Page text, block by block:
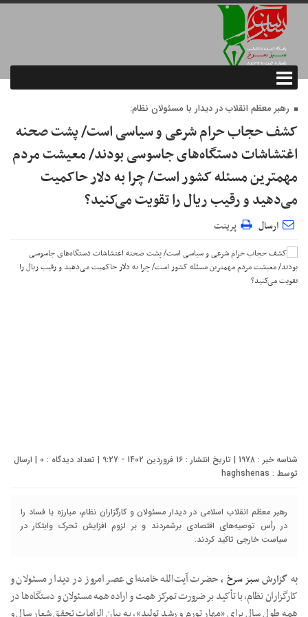
رهبر معظم انقلاب در دیدار با مسئولان نظام:
کشف حجاب حرام شرعی و سیاسی است/ پشت صحنه
اغتشاشات دستگاه‌های جاسوسی بودند/ معیشت مردم
مهمترین مسئله‌ کشور است/ چرا به دلار حاکمیت
می‌دهید و رقیب ریال را تقویت می‌کنید؟
ارسال پرینت
شناسه خبر : 1978 | تاریخ انتشار : 16 فروردین 1402 - 9:27 | تعداد دیدگاه : 0 | ارسال
توسط : haghshenas
رهبر معظم انقلاب اسلامی در دیدار مسئولان و کارگزاران نظام، مبارزه با فساد را
در رأس توصیه‌های اقتصادی برشمردند و بر لزوم افزایش تحرک وابتکار در
سیاست خارجی تاکید کردند.
به گزارشسبز سرخ ،حضرت آیت‌الله خامنه‌ای عصر امروز در دیدار مسئولان و
کارگزاران نظام، با تأکید بر ضرورت تمرکز همت و اراده همه مسئولان و دستگاه‌ها در